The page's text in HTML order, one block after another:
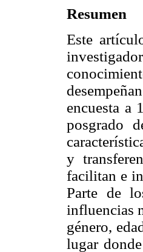
Resumen
Este
encuesta a
posgrado
y
facilitan e
Parte de
influencias
género,
lugar